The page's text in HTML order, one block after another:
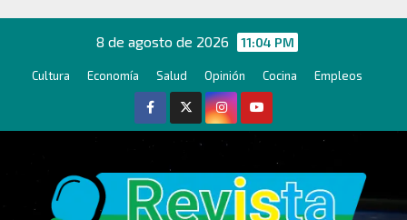
contenido
8 de agosto de 2026 11:04 PM
Cultura Economía Salud Opinión Cocina Empleos